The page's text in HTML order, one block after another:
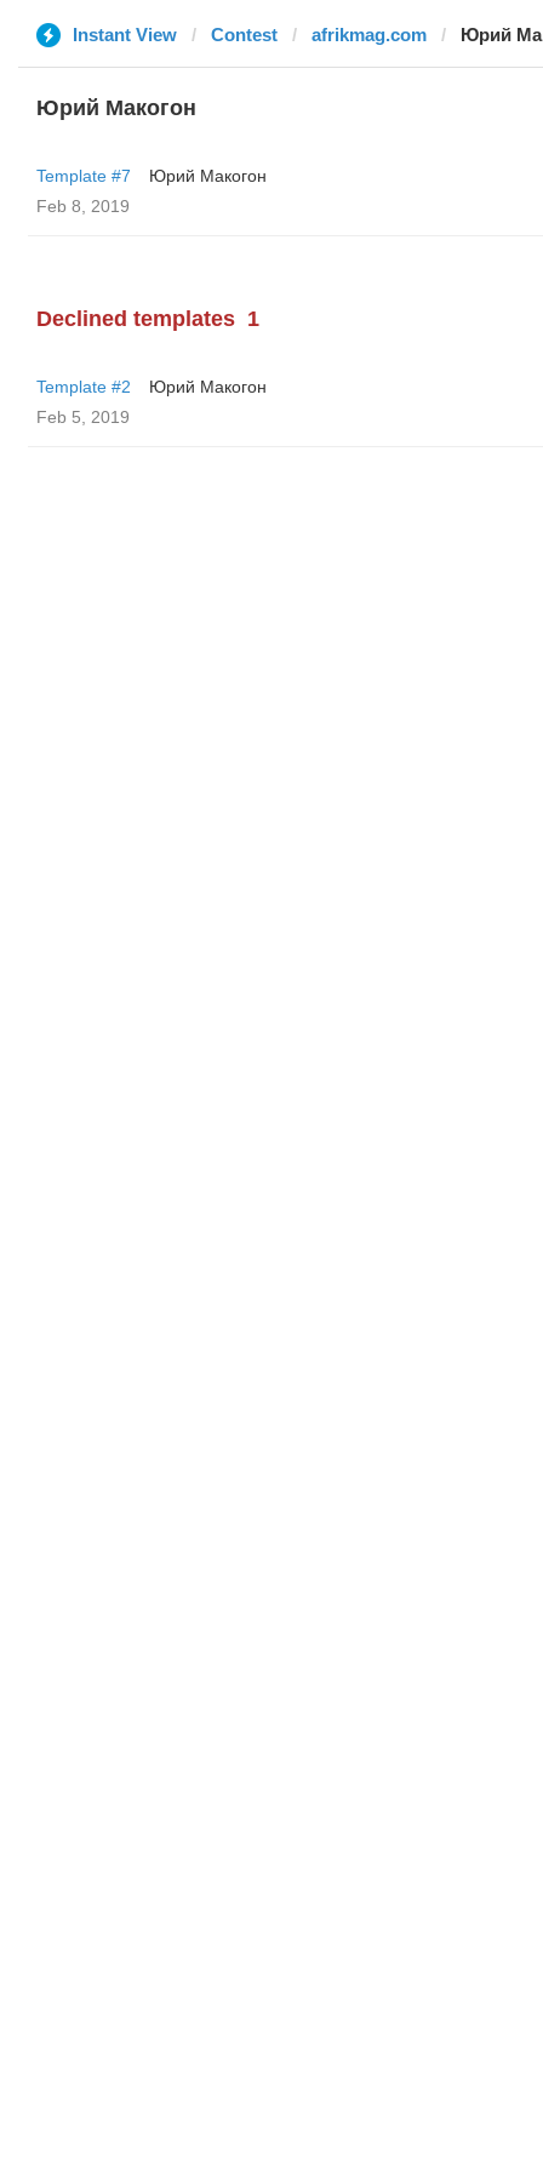
Instant View Contest afrikmag.com Юрий
Юрий Макогон
Template #7
Юрий Макогон
Feb 8, 2019
Declined templates 1
Template #2
Юрий Макогон
Feb 5, 2019